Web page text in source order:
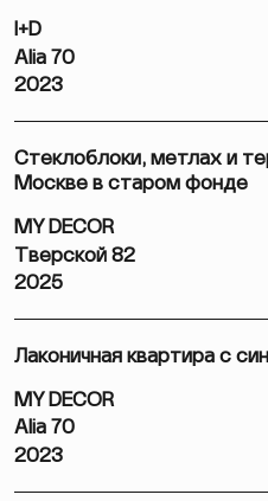
I+D
Alia 70
2023
Стеклоблоки, метлах и
Москве в старом фонде
MY DECOR
Тверской 82
2025
Лаконичная квартира с
MY DECOR
Alia 70
2023